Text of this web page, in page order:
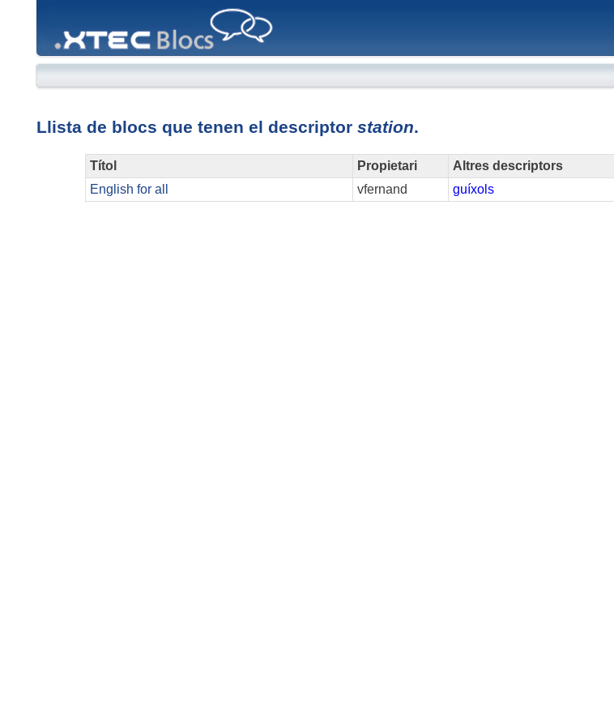
Llista de blocs que tenen el descriptor station.
Títol Propietari
Altres descriptors
English for all
vfernand guíxols